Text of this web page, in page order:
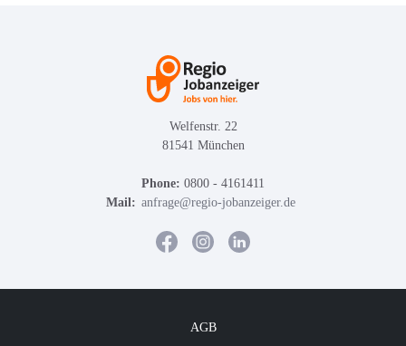
Welfenstr. 22
81541 München
Phone: 0800 - 4161411
Mail: anfrage@regio-jobanzeiger.de
AGB